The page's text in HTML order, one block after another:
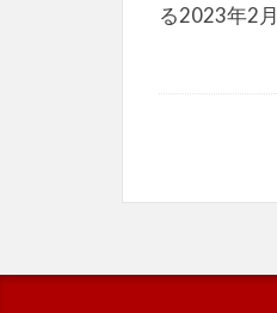
る2023年2